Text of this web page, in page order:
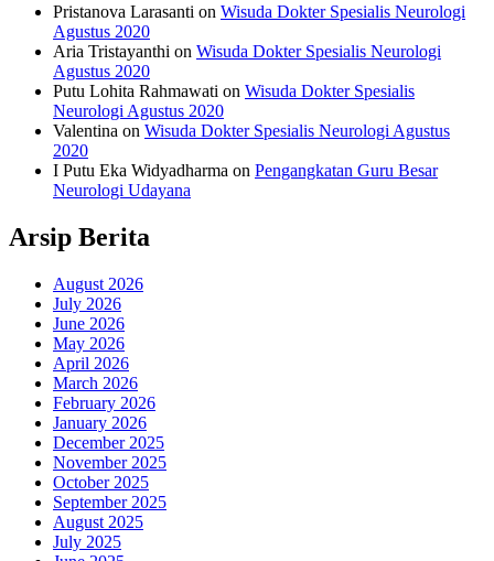
Pristanova Larasanti on Wisuda Dokter Spesialis Neurologi
Agustus 2020
Aria Tristayanthi on Wisuda Dokter Spesialis Neurologi
Agustus 2020
Putu Lohita Rahmawati on Wisuda Dokter Spesialis
Neurologi Agustus 2020
Valentina on Wisuda Dokter Spesialis Neurologi Agustus
2020
I Putu Eka Widyadharma on Pengangkatan Guru Besar
Neurologi Udayana
Arsip Berita
August 2026
July 2026
June 2026
May 2026
April 2026
March 2026
February 2026
January 2026
December 2025
November 2025
October 2025
September 2025
August 2025
July 2025